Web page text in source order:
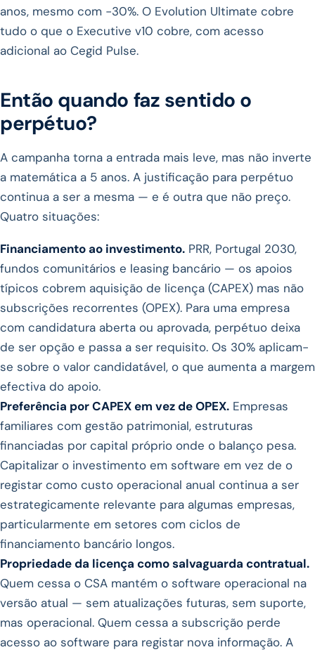
anos, mesmo com −30%. O Evolution Ultimate cobre
tudo o que o Executive v10 cobre, com acesso
adicional ao Cegid Pulse.
Então quando faz sentido o
perpétuo?
A campanha torna a entrada mais leve, mas não inverte
a matemática a 5 anos. A justificação para perpétuo
continua a ser a mesma — e é outra que não preço.
Quatro situações:
Financiamento ao investimento. PRR, Portugal 2030,
fundos comunitários e leasing bancário — os apoios
típicos cobrem aquisição de licença (CAPEX) mas não
subscrições recorrentes (OPEX). Para uma empresa
com candidatura aberta ou aprovada, perpétuo deixa
de ser opção e passa a ser requisito. Os 30% aplicam-
se sobre o valor candidatável, o que aumenta a margem
efectiva do apoio.
Preferência por CAPEX em vez de OPEX. Empresas
familiares com gestão patrimonial, estruturas
financiadas por capital próprio onde o balanço pesa.
Capitalizar o investimento em software em vez de o
registar como custo operacional anual continua a ser
estrategicamente relevante para algumas empresas,
particularmente em setores com ciclos de
financiamento bancário longos.
Propriedade da licença como salvaguarda contratual.
Quem cessa o CSA mantém o software operacional na
versão atual — sem atualizações futuras, sem suporte,
mas operacional. Quem cessa a subscrição perde
acesso ao software para registar nova informação. A